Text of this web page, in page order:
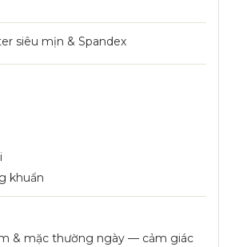
siêu mịn & Spandex
khuẩn
& mặc thường ngày — cảm giác